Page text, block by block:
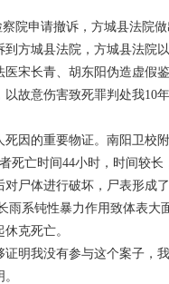
院申请撤诉，方城县法院
方城县法院，方城县法院
医宋长青、胡东阳伪造虚假
故意伤害致死罪判处我10
因的重要物证。南阳卫校
死亡时间44小时，时间较
尸体进行破坏，尸表形成
雨系钝性暴力作用致体表大
克死亡。
明我没有参与这个案子，